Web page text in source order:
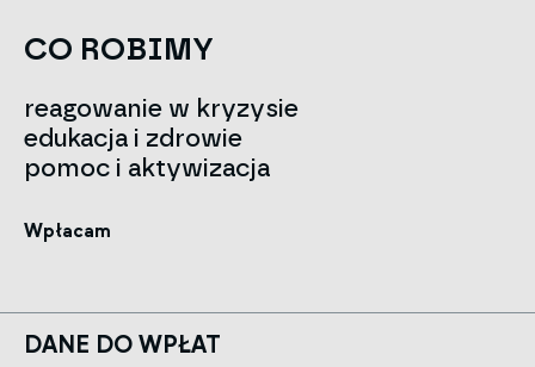
CO ROBIMY
reagowanie w kryzysie
edukacja i zdrowie
pomoc i aktywizacja
Wpłacam
DANE DO WPŁAT